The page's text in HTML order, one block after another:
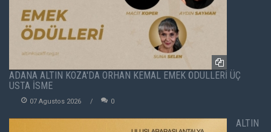
ADANA ALTIN KOZA'DA ORHAN KEMAL EMEK ÖDÜLLERİ ÜÇ
USTA İSME
07 Agustos 2026 0
ALTIN